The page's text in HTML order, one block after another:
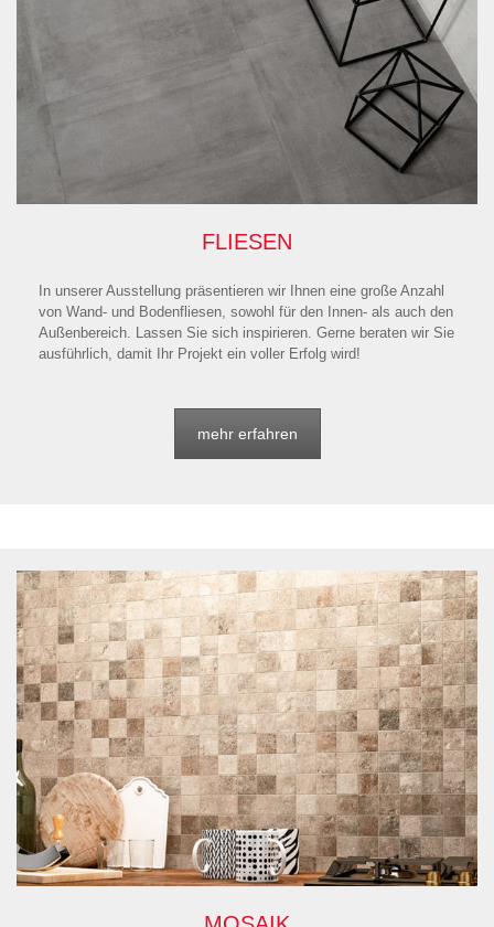
FLIESEN
In unserer Ausstellung präsentieren wir Ihnen eine große Anzahl
von Wand- und Bodenfliesen, sowohl für den Innen- als auch den
Außenbereich. Lassen Sie sich inspirieren. Gerne beraten wir Sie
ausführlich, damit Ihr Projekt ein voller Erfolg wird!
mehr erfahren